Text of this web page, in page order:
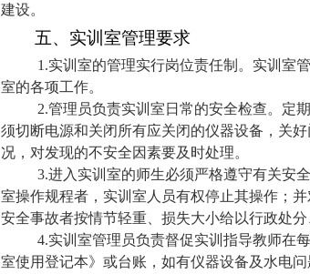
建设。
五、实训室管理要求
1.实训室的管理实行岗位责任制。实训室
室的各项工作。
2.管理员负责实训室日常的安全检查。定
须切断电源和关闭所有应关闭的仪器设备，关
况，对发现的不安全因素要及时处理。
3.进入实训室的师生必须严格遵守有关安
室操作规程者，实训室人员有权停止其操作；
安全事故者按情节轻重、损失大小给以行政处
4.实训室管理员负责督促实训指导教师在
室使用登记本》或台账，如有仪器设备及水电